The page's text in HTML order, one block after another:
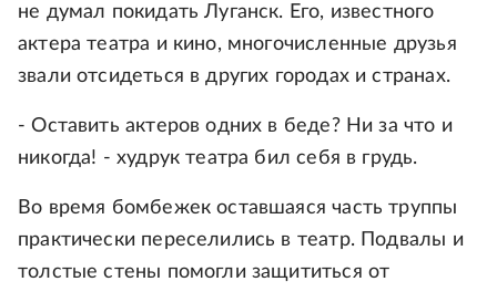
не думал покидать Луганск. Его, известного
актера театра и кино, многочисленные друзья
звали отсидеться в других городах и странах.
- Оставить актеров одних в беде? Ни за что и
никогда! - худрук театра бил себя в грудь.
Во время бомбежек оставшаяся часть труппы
практически переселились в театр. Подвалы и
толстые стены помогли защититься от